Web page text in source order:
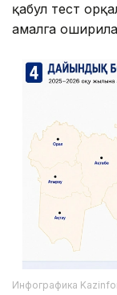
қабул тест
амалга
Инфографика